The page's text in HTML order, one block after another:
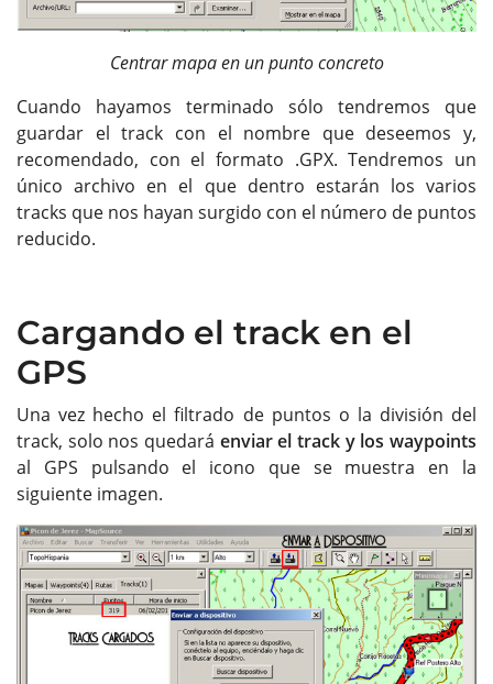
Centrar mapa en un punto concreto
Cuando hayamos terminado sólo tendremos que
guardar el track con el nombre que deseemos y,
recomendado, con el formato .GPX. Tendremos un
único archivo en el que dentro estarán los varios
tracks que nos hayan surgido con el número de puntos
reducido.
Cargando el track en el
GPS
Una vez hecho el filtrado de puntos o la división del
track, solo nos quedará enviar el track y los waypoints
al GPS pulsando el icono que se muestra en la
siguiente imagen.